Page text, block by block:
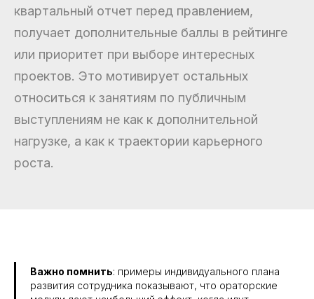
квартальный отчет перед правлением,
получает дополнительные баллы в рейтинге
или приоритет при выборе интересных
проектов. Это мотивирует остальных
относиться к занятиям по публичным
выступлениям не как к дополнительной
нагрузке, а как к траектории карьерного
роста.
Важно помнить: примеры индивидуального плана
развития сотрудника показывают, что ораторские